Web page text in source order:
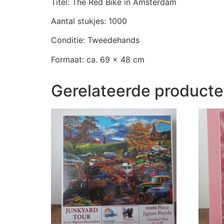
Aantal stukjes: 1000
Conditie: Tweedehands
Formaat: ca. 69 x 48 cm
Gerelateerde